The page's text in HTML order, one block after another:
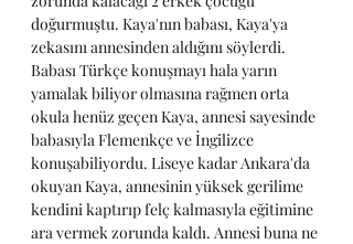
doğurmuştu. Kaya'nın babası, Kaya'ya
zekasını annesinden aldığını söylerdi.
Babası Türkçe konuşmayı hala yarın
yamalak biliyor olmasına rağmen orta
okula henüz geçen Kaya, annesi sayesinde
babasıyla Flemenkçe ve İngilizce
konuşabiliyordu. Liseye kadar Ankara'da
okuyan Kaya, annesinin yüksek gerilime
kendini kaptırıp felç kalmasıyla eğitimine
ara vermek zorunda kaldı. Annesi buna ne